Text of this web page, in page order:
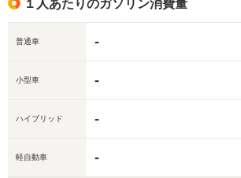
１人あたりのガソリン消費量
普通車 -
小型車 -
ハイブリッド -
軽自動車 -